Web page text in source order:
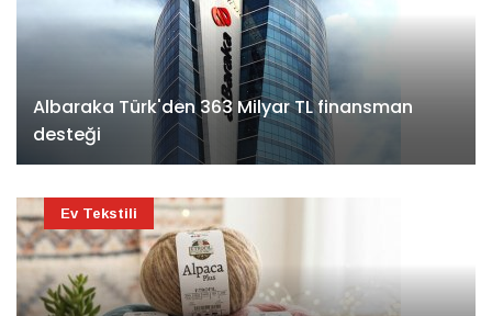
Albaraka Türk'den 363 Milyar TL finansman
desteği
Ev Tekstili